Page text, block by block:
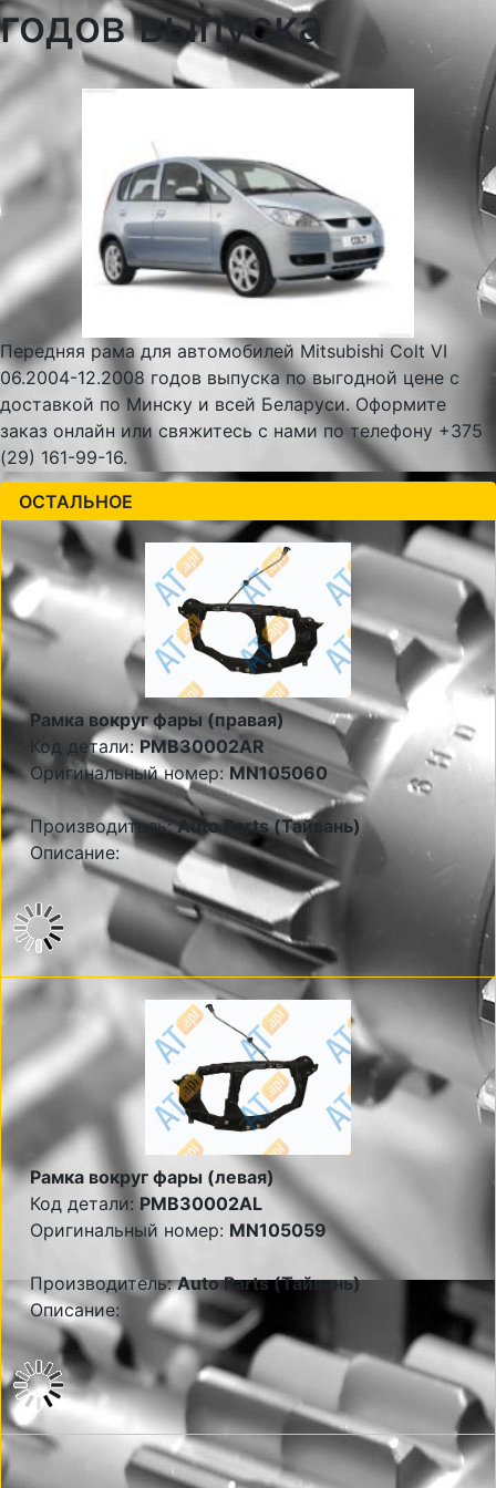
годов выпуска
Передняя рама для автомобилей Mitsubishi Colt VI
06.2004-12.2008 годов выпуска по выгодной цене с
доставкой по Минску и всей Беларуси. Оформите
заказ онлайн или свяжитесь с нами по телефону +375
(29) 161-99-16.
ОСТАЛЬНОЕ
Рамка вокруг фары (правая)
Код детали:PMB30002AR
Оригинальный номер:MN105060
Производитель:Auto Parts (Тайвань)
Описание:
Рамка вокруг фары (левая)
Код детали: PMB30002AL
Оригинальный номер: MN105059
Производитель:Auto Parts (Тайвань)
Описание: